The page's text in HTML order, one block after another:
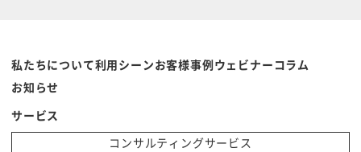
私たちについて利用シーンお客様事例ウェビナー コラム
お知らせ
サービス
コンサルティングサービス